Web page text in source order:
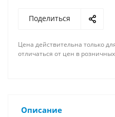
Поделиться
Цена действительна только
отличаться от цен в
Описание